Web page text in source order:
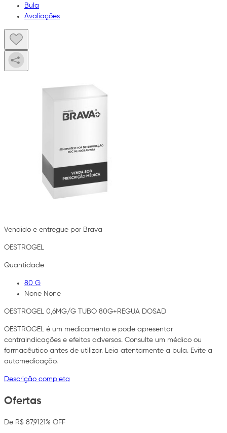
Bula
Avaliações
Vendido e entregue por Brava
OESTROGEL
Quantidade
80 G
None None
OESTROGEL 0,6MG/G TUBO 80G+REGUA DOSAD
OESTROGEL é um medicamento e pode apresentar
contraindicações e efeitos adversos. Consulte um médico ou
farmacêutico antes de utilizar. Leia atentamente a bula. Evite a
automedicação.
Descrição completa
Ofertas
De R$ 87,9121% OFF